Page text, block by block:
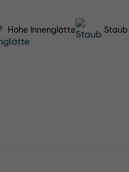
Hohe Innenglätte Staub